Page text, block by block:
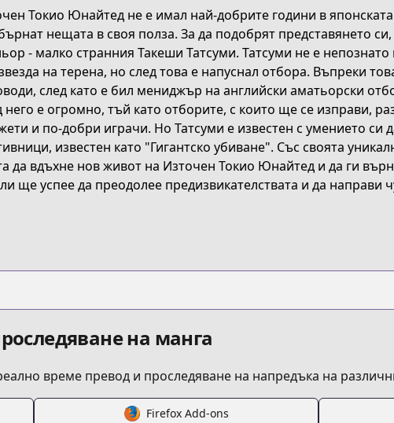
episode/326662
1-34?ref=search
Токио Юнайтед не е имал най-добрите години в
нещата в своя полза. За да подобрят представянето
- малко странния Такеши Татсуми. Татсуми не е
на терена, но след това е напуснал отбора. Въпреки
след като е бил мениджър на английски аматьорски
него е огромно, тъй като отборите, с които ще се изправи,
и по-добри играчи. Но Татсуми е известен с умението си
известен като "Гигантско убиване". Със своята
да вдъхне нов живот на Източен Токио Юнайтед и да ги
ще успее да преодолее предизвикателствата и да направи
на манга
време превод и проследяване на напредъка на
Firefox Add-ons